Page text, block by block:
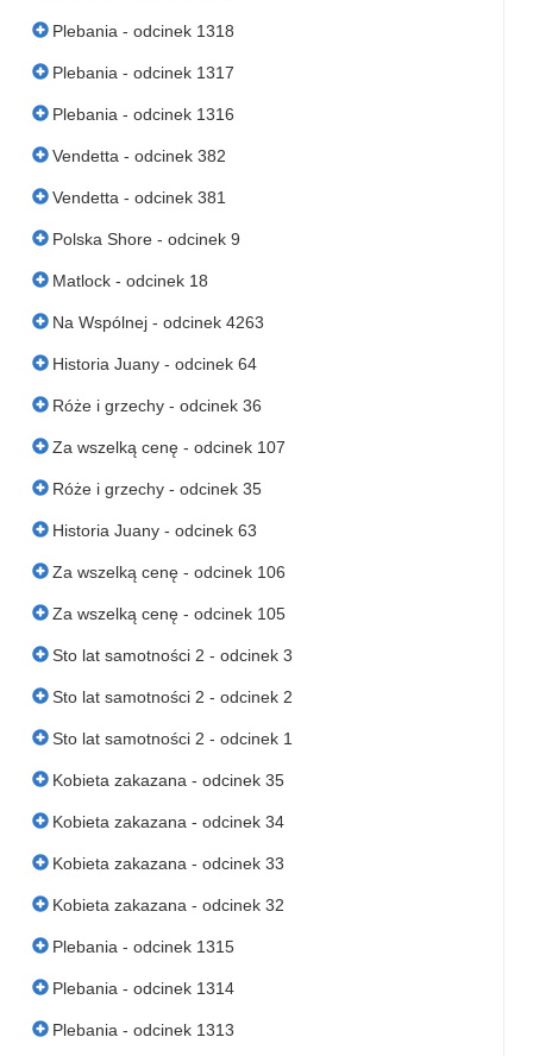
Plebania - odcinek 1318
Plebania - odcinek 1317
Plebania - odcinek 1316
Vendetta - odcinek 382
Vendetta - odcinek 381
Polska Shore - odcinek 9
Matlock - odcinek 18
Na Wspólnej - odcinek 4263
Historia Juany - odcinek 64
Róże i grzechy - odcinek 36
Za wszelką cenę - odcinek 107
Róże i grzechy - odcinek 35
Historia Juany - odcinek 63
Za wszelką cenę - odcinek 106
Za wszelką cenę - odcinek 105
Sto lat samotności 2 - odcinek 3
Sto lat samotności 2 - odcinek 2
Sto lat samotności 2 - odcinek 1
Kobieta zakazana - odcinek 35
Kobieta zakazana - odcinek 34
Kobieta zakazana - odcinek 33
Kobieta zakazana - odcinek 32
Plebania - odcinek 1315
Plebania - odcinek 1314
Plebania - odcinek 1313